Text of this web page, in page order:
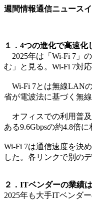
週間情報通信ニュース
１．4つの進化で高速
2025年は「Wi-Fi 7」
む」と見る。Wi-Fi 7対
Wi-Fi 7とは無線LANの
省が電波法に基づく無
オフィスでの利用普及
ある9.6Gbpsの約4.8倍に
Wi-Fi 7は通信速度を決
した。各リンクで別の
２．ITベンダーの業績
2025年も大手ITベンダ